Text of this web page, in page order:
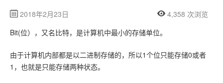
2018年2月23日
4,358 次浏览
Bit(位），又名比特，是计算机中最小的存储单位。
由于计算机内部都是以二进制存储的，所以1个位只能存储0或者
1，也就是只能存储两种状态。